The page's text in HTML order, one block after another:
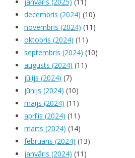
janvāris (2025) (11)
decembris (2024) (10)
novembris (2024) (11)
oktobris (2024) (11)
septembris (2024) (10)
augusts (2024) (11)
jūlijs (2024) (7)
jūnijs (2024) (10)
maijs (2024) (11)
aprīlis (2024) (11)
marts (2024) (14)
februāris (2024) (13)
janvāris (2024) (11)